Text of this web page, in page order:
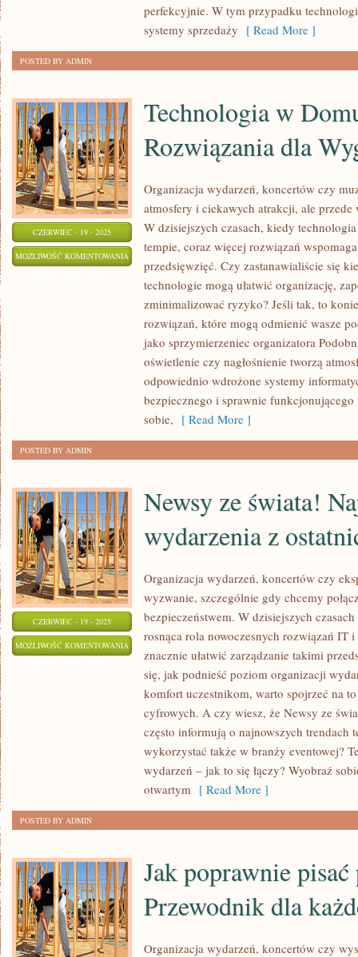
perfekcyjnie. W tym przypadku
systemy sprzedaży [ Read More ]
POSTED BY ADMIN
CZERWIEC - 19 - 2025
MOŻLIWOŚĆ KOMENTOWANIA TECHNOLOGIA
WYGODNEGO
ŻYCIA!
Technologia w
Rozwiązania dla
Organizacja wydarzeń, koncertów czy
atmosfery i ciekawych atrakcji, ale
W dzisiejszych czasach, kiedy
tempie, coraz więcej rozwiązań
przedsięwzięć. Czy zastanawialiście się
technologie mogą ułatwić organizację,
zminimalizować ryzyko? Jeśli tak, to
rozwiązań, które mogą odmienić wasze
jako sprzymierzeniec organizatora
oświetlenie czy nagłośnienie tworzą
odpowiednio wdrożone systemy
bezpiecznego i sprawnie
sobie, [ Read More ]
POSTED BY ADMIN
CZERWIEC - 19 - 2025
MOŻLIWOŚĆ KOMENTOWANIA
ŚWIATA!
OSTATNICH
Newsy ze świata!
wydarzenia z
Organizacja wydarzeń, koncertów czy
wyzwanie, szczególnie gdy chcemy
bezpieczeństwem. W dzisiejszych
rosnąca rola nowoczesnych rozwiązań IT
znacznie ułatwić zarządzanie takimi
się, jak podnieść poziom organizacji
komfort uczestnikom, warto spojrzeć na
cyfrowych. A czy wiesz, że Newsy ze
często informują o najnowszych trendach
wykorzystać także w branży eventowej?
wydarzeń – jak to się łączy? Wyobraź
otwartym [ Read More ]
POSTED BY ADMIN
Jak poprawnie
Przewodnik dla
Organizacja wydarzeń, koncertów czy